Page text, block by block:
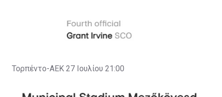
Τορπέντο-ΑΕΚ 27 Ιουλίου 21:00